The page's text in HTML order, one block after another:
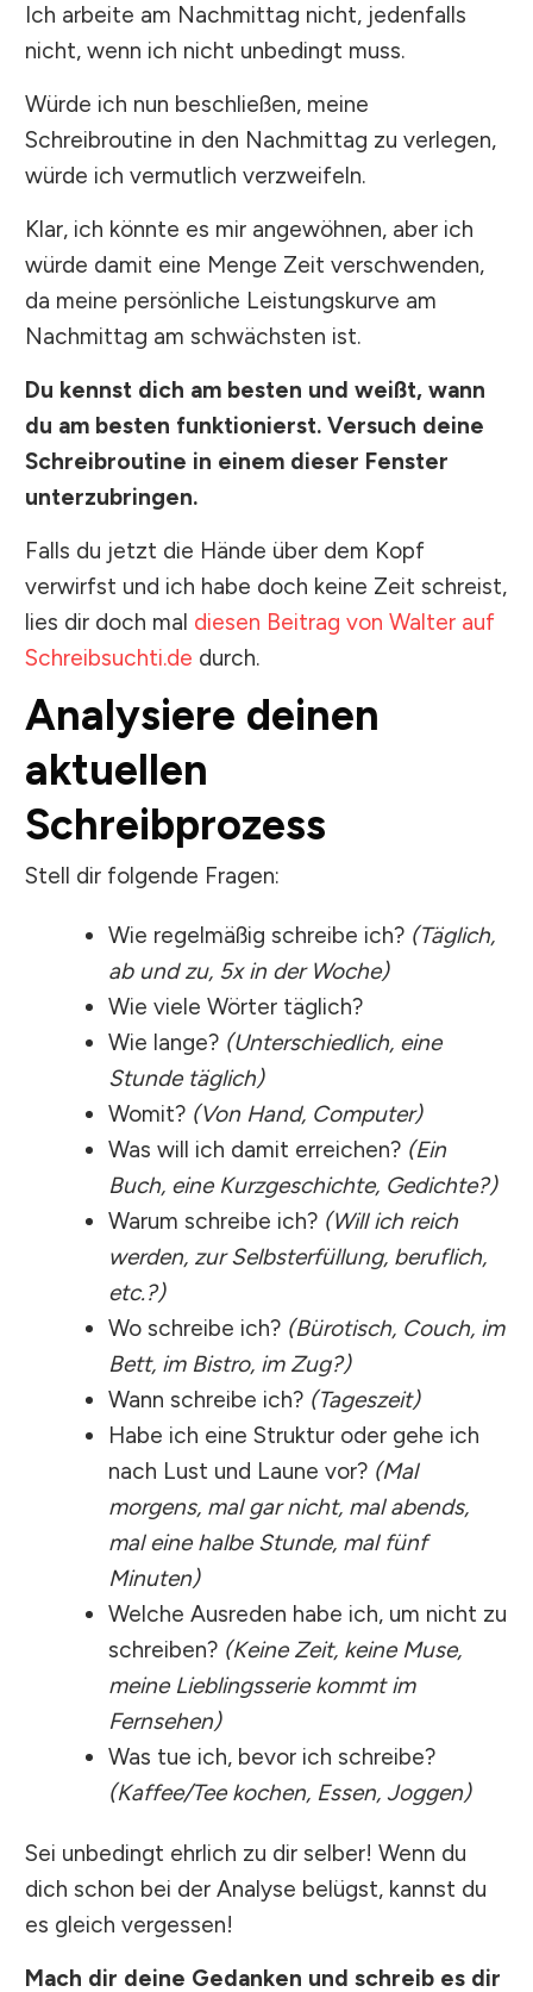
Ich arbeite am Nachmittag nicht, jedenfalls
nicht, wenn ich nicht unbedingt muss.
Würde ich nun beschließen, meine
Schreibroutine in den Nachmittag zu verlegen,
würde ich vermutlich verzweifeln.
Klar, ich könnte es mir angewöhnen, aber ich
würde damit eine Menge Zeit verschwenden,
da meine persönliche Leistungskurve am
Nachmittag am schwächsten ist.
Du kennst dich am besten und weißt, wann
du am besten funktionierst. Versuch deine
Schreibroutine in einem dieser Fenster
unterzubringen.
Falls du jetzt die Hände über dem Kopf
verwirfst und ich habe doch keine Zeit schreist,
lies dir doch mal diesen Beitrag von Walter auf
Schreibsuchti.de durch.
Analysiere deinen
aktuellen
Schreibprozess
Stell dir folgende Fragen:
Wie regelmäßig schreibe ich? (Täglich,
ab und zu, 5x in der Woche)
Wie viele Wörter täglich?
Wie lange? (Unterschiedlich, eine
Stunde täglich)
Womit? (Von Hand, Computer)
Was will ich damit erreichen? (Ein
Buch, eine Kurzgeschichte, Gedichte?)
Warum schreibe ich? (Will ich reich
werden, zur Selbsterfüllung, beruflich,
etc.?)
Wo schreibe ich? (Bürotisch, Couch, im
Bett, im Bistro, im Zug?)
Wann schreibe ich? (Tageszeit)
Habe ich eine Struktur oder gehe ich
nach Lust und Laune vor? (Mal
morgens, mal gar nicht, mal abends,
mal eine halbe Stunde, mal fünf
Minuten)
Welche Ausreden habe ich, um nicht zu
schreiben? (Keine Zeit, keine Muse,
meine Lieblingsserie kommt im
Fernsehen)
Was tue ich, bevor ich schreibe?
(Kaffee/Tee kochen, Essen, Joggen)
Sei unbedingt ehrlich zu dir selber! Wenn du
dich schon bei der Analyse belügst, kannst du
es gleich vergessen!
Mach dir deine Gedanken und schreib es dir